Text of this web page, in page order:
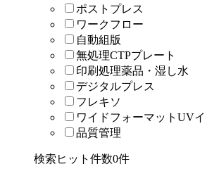
ポストプレス
ワークフロー
自動組版
無処理CTPプレート
印刷処理薬品・湿し水
デジタルプレス
フレキソ
ワイドフォーマットUV
品質管理
検索ヒット件数0件